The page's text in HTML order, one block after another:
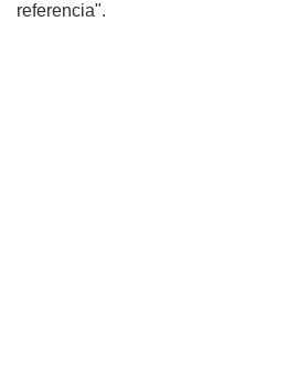
referencia".